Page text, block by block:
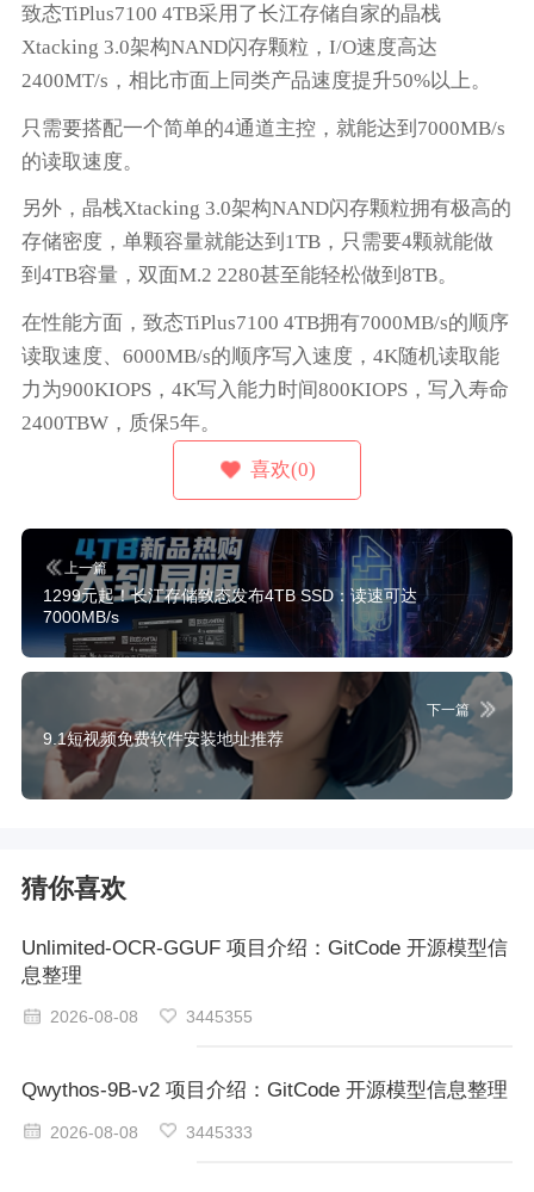
致态TiPlus7100 4TB采用了长江存储自家的晶栈
Xtacking 3.0架构NAND闪存颗粒，I/O速度高达
2400MT/s，相比市面上同类产品速度提升50%以上。
只需要搭配一个简单的4通道主控，就能达到7000MB/s
的读取速度。
另外，晶栈Xtacking 3.0架构NAND闪存颗粒拥有极高的
存储密度，单颗容量就能达到1TB，只需要4颗就能做
到4TB容量，双面M.2 2280甚至能轻松做到8TB。
在性能方面，致态TiPlus7100 4TB拥有7000MB/s的顺序
读取速度、6000MB/s的顺序写入速度，4K随机读取能
力为900KIOPS，4K写入能力时间800KIOPS，写入寿命
2400TBW，质保5年。
喜欢(0)
上一篇
1299元起！长江存储致态发布4TB SSD：读速可达
7000MB/s
下一篇
9.1短视频免费软件安装地址推荐
猜你喜欢
Unlimited-OCR-GGUF 项目介绍：GitCode 开源模型信
息整理
2026-08-08 3445355
Qwythos-9B-v2 项目介绍：GitCode 开源模型信息整理
2026-08-08 3445333